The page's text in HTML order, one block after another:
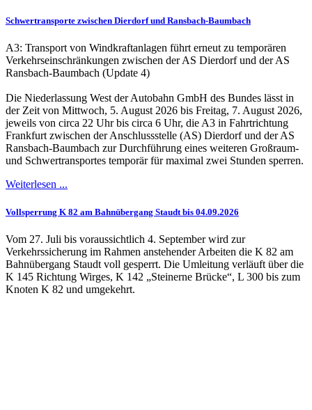
Schwertransporte zwischen Dierdorf und Ransbach-Baumbach
A3: Transport von Windkraftanlagen führt erneut zu temporären
Verkehrseinschränkungen zwischen der AS Dierdorf und der AS
Ransbach-Baumbach (Update 4)
Die Niederlassung West der Autobahn GmbH des Bundes lässt in
der Zeit von Mittwoch, 5. August 2026 bis Freitag, 7. August 2026,
jeweils von circa 22 Uhr bis circa 6 Uhr, die A3 in Fahrtrichtung
Frankfurt zwischen der Anschlussstelle (AS) Dierdorf und der AS
Ransbach-Baumbach zur Durchführung eines weiteren Großraum-
und Schwertransportes temporär für maximal zwei Stunden sperren.
Weiterlesen ...
Vollsperrung K 82 am Bahnübergang Staudt bis 04.09.2026
Vom 27. Juli bis voraussichtlich 4. September wird zur
Verkehrssicherung im Rahmen anstehender Arbeiten die K 82 am
Bahnübergang Staudt voll gesperrt. Die Umleitung verläuft über die
K 145 Richtung Wirges, K 142 „Steinerne Brücke“, L 300 bis zum
Knoten K 82 und umgekehrt.